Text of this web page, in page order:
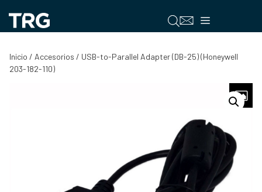
contenido
Menú
Inicio / Accesorios / USB-to-Parallel Adapter (DB-25) (Honeywell
203-182-110)